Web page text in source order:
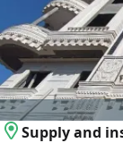
Supply and